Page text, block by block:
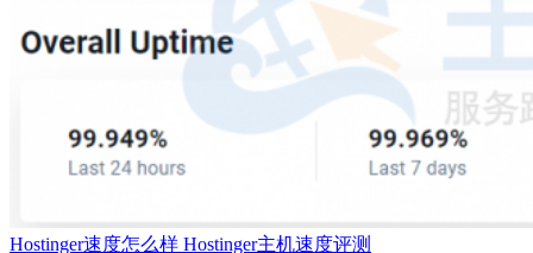
Hostinger速度怎么样 Hostinger主机速度评测